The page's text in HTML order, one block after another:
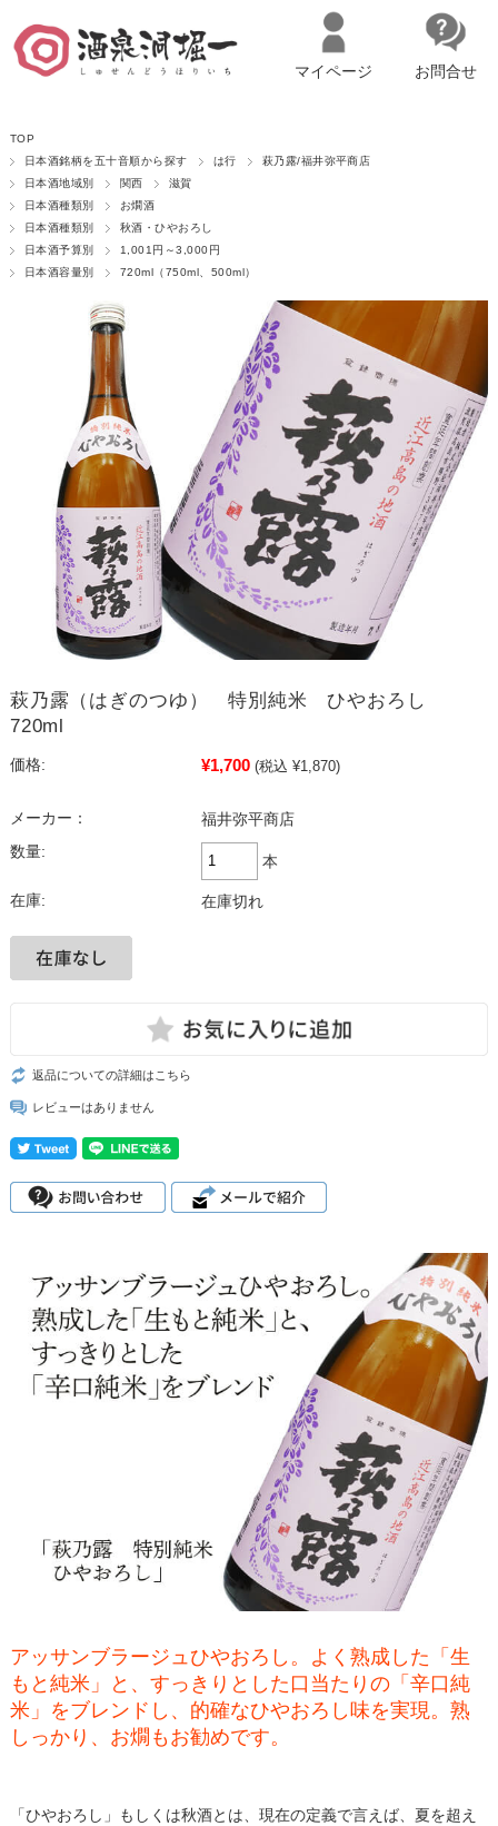
マイページへログイン カートをみる
マイページ お問合せ
TOP
日本酒銘柄を五十音順から探す
は行
萩乃露/福井弥平商店
日本酒地域別
関西
滋賀
日本酒種類別
お燗酒
日本酒種類別
秋酒・ひやおろし
日本酒予算別
1,001円～3,000円
日本酒容量別
720ml（750ml、500ml）
萩乃露（はぎのつゆ） 特別純米 ひやおろし
720ml
価格: ¥1,700 (税込 ¥1,870)
メーカー：
福井弥平商店
数量:
本
在庫: 在庫切れ
返品についての詳細はこちら
レビューはありません
アッサンブラージュひやおろし。よく熟成した「生
もと純米」と、すっきりとした口当たりの「辛口純
米」をブレンドし、的確なひやおろし味を実現。熟
しっかり、お燗もお勧めです。
「ひやおろし」もしくは秋酒とは、現在の定義で言えば、夏を超え